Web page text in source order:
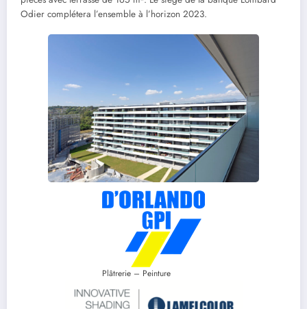
Odier complétera l’ensemble à l’horizon 2023.
Plâtrerie – Peinture